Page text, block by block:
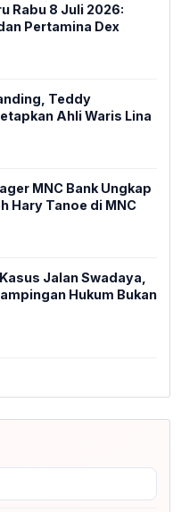
Rabu 8 Juli 2026:
Pertamina Dex
Teddy
Ahli Waris Lina
MNC Bank Ungkap
Hary Tanoe di MNC
Jalan Swadaya,
Hukum Bukan